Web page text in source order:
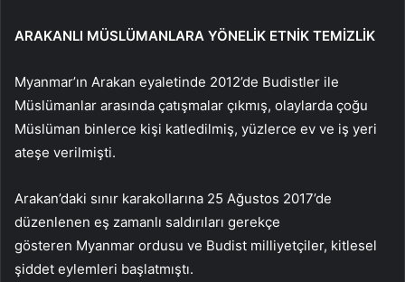
ARAKANLI MÜSLÜMANLARA YÖNELİK ETNİK TEMİZLİK
Myanmar’ın Arakan eyaletinde 2012’de Budistler ile
Müslümanlar arasında çatışmalar çıkmış, olaylarda çoğu
Müslüman binlerce kişi katledilmiş, yüzlerce ev ve iş yeri
ateşe verilmişti.
Arakan’daki sınır karakollarına 25 Ağustos 2017’de
düzenlenen eş zamanlı saldırıları gerekçe
gösteren Myanmar ordusu ve Budist milliyetçiler, kitlesel
şiddet eylemleri başlatmıştı.